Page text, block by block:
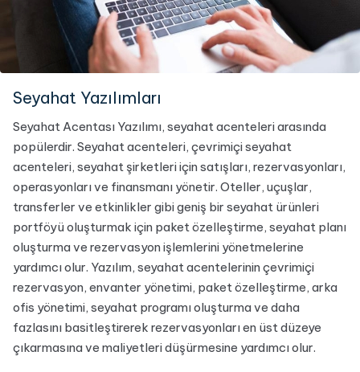
Seyahat Yazılımları
Seyahat Acentası Yazılımı, seyahat acenteleri arasında
popülerdir. Seyahat acenteleri, çevrimiçi seyahat
acenteleri, seyahat şirketleri için satışları, rezervasyonları,
operasyonları ve finansmanı yönetir. Oteller, uçuşlar,
transferler ve etkinlikler gibi geniş bir seyahat ürünleri
portföyü oluşturmak için paket özelleştirme, seyahat planı
oluşturma ve rezervasyon işlemlerini yönetmelerine
yardımcı olur. Yazılım, seyahat acentelerinin çevrimiçi
rezervasyon, envanter yönetimi, paket özelleştirme, arka
ofis yönetimi, seyahat programı oluşturma ve daha
fazlasını basitleştirerek rezervasyonları en üst düzeye
çıkarmasına ve maliyetleri düşürmesine yardımcı olur.